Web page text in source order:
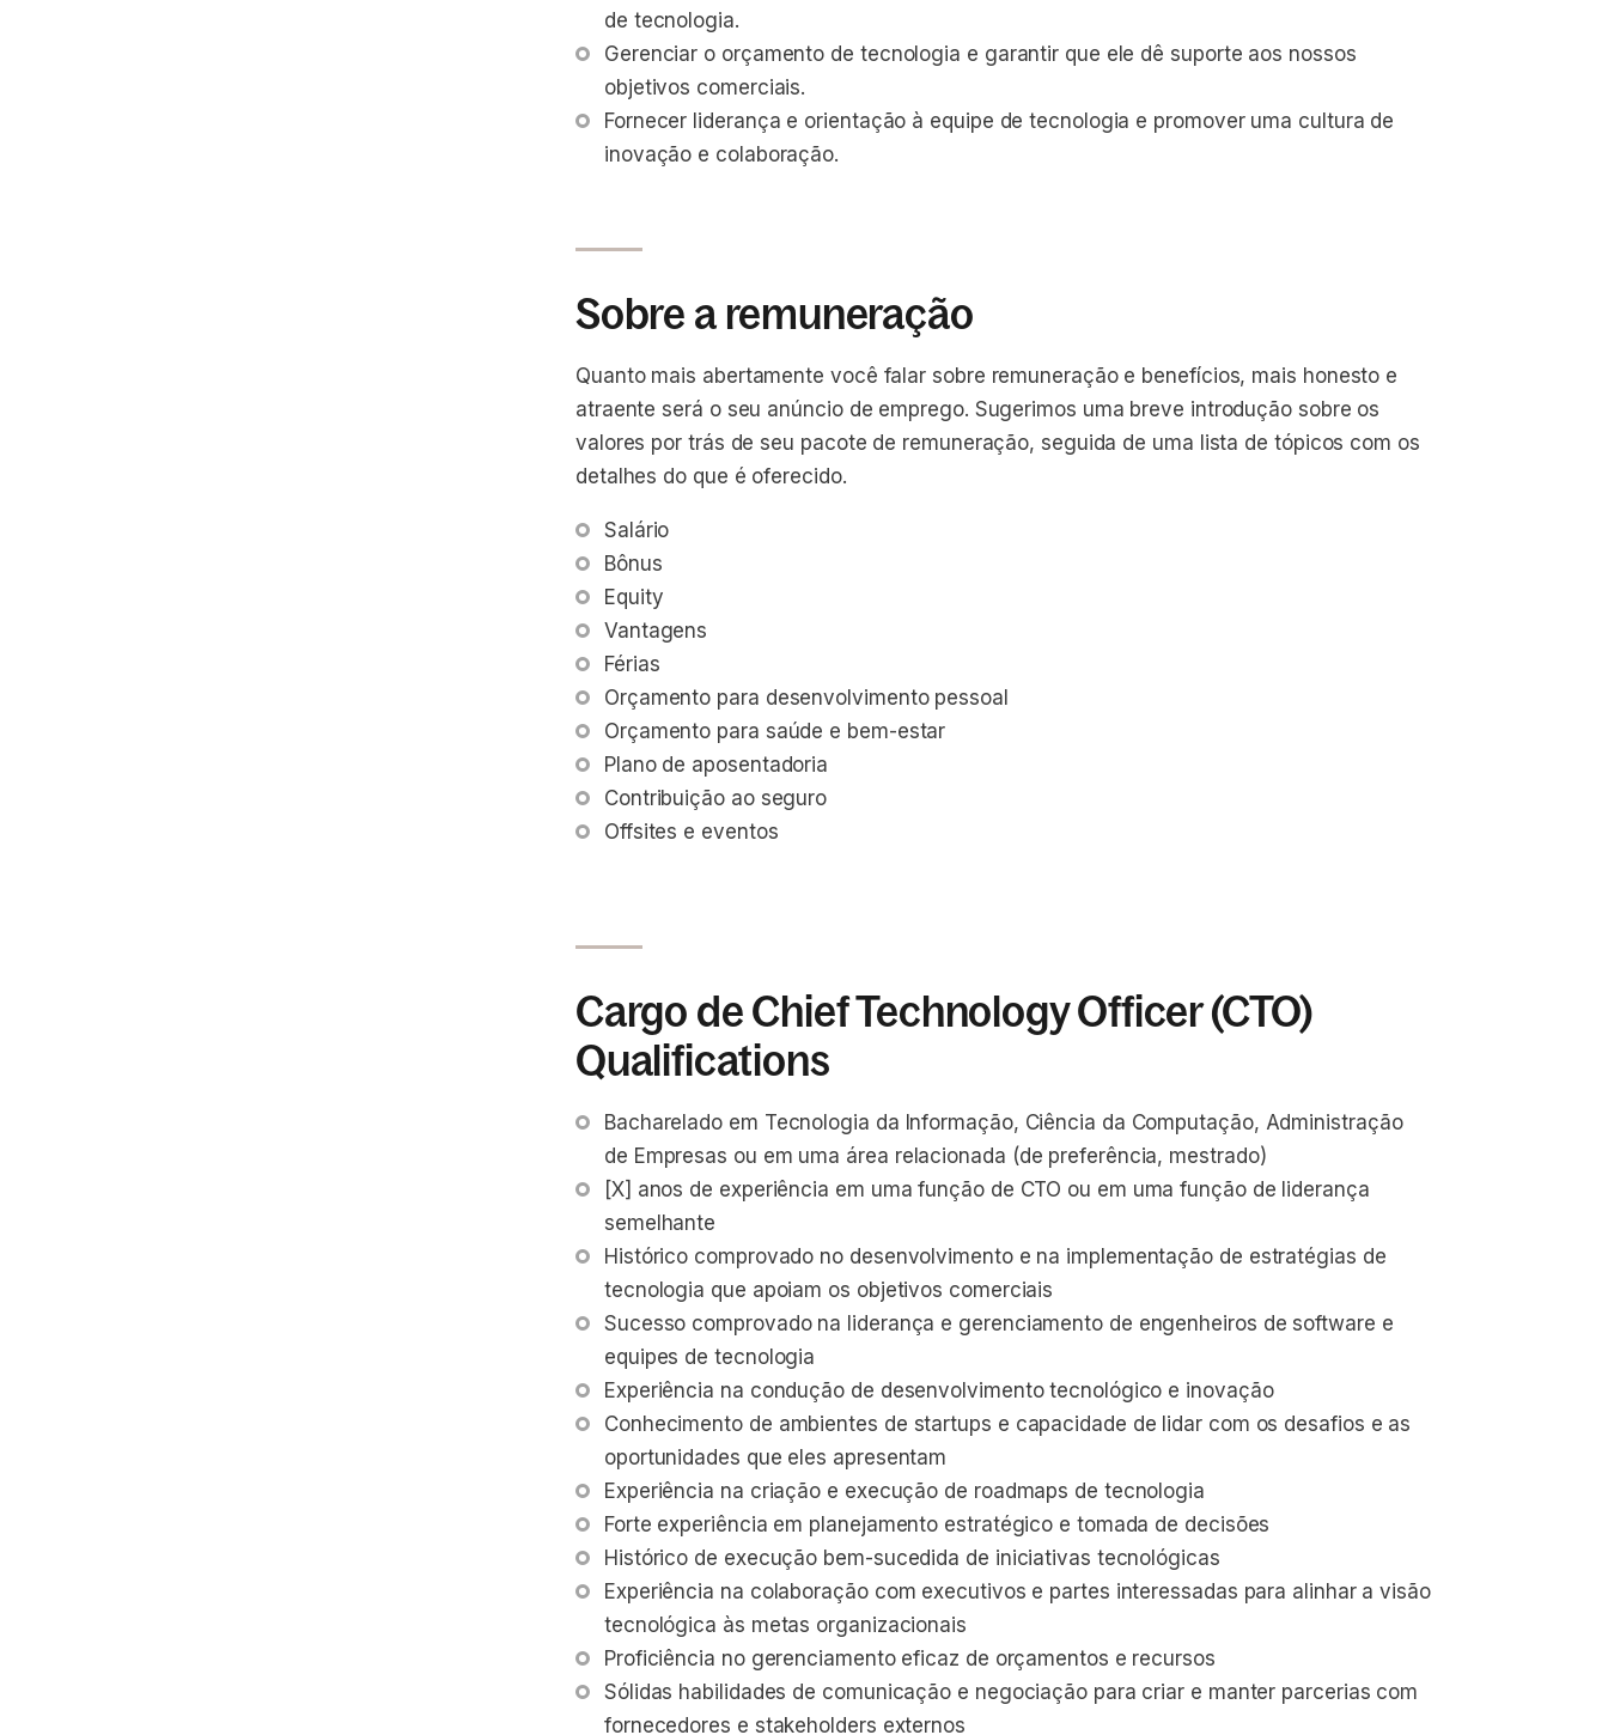
de tecnologia.
Gerenciar o orçamento de tecnologia e garantir que ele dê suporte aos nossos
objetivos comerciais.
Fornecer liderança e orientação à equipe de tecnologia e promover uma cultura de
inovação e colaboração.
Sobre a remuneração
Quanto mais abertamente você falar sobre remuneração e benefícios, mais honesto e
atraente será o seu anúncio de emprego. Sugerimos uma breve introdução sobre os
valores por trás de seu pacote de remuneração, seguida de uma lista de tópicos com os
detalhes do que é oferecido.
Salário
Bônus
Equity
Vantagens
Férias
Orçamento para desenvolvimento pessoal
Orçamento para saúde e bem-estar
Plano de aposentadoria
Contribuição ao seguro
Offsites e eventos
Cargo de Chief Technology Officer (CTO)
Qualifications
Bacharelado em Tecnologia da Informação, Ciência da Computação, Administração
de Empresas ou em uma área relacionada (de preferência, mestrado)
[X] anos de experiência em uma função de CTO ou em uma função de liderança
semelhante
Histórico comprovado no desenvolvimento e na implementação de estratégias de
tecnologia que apoiam os objetivos comerciais
Sucesso comprovado na liderança e gerenciamento de engenheiros de software e
equipes de tecnologia
Experiência na condução de desenvolvimento tecnológico e inovação
Conhecimento de ambientes de startups e capacidade de lidar com os desafios e as
oportunidades que eles apresentam
Experiência na criação e execução de roadmaps de tecnologia
Forte experiência em planejamento estratégico e tomada de decisões
Histórico de execução bem-sucedida de iniciativas tecnológicas
Experiência na colaboração com executivos e partes interessadas para alinhar a visão
tecnológica às metas organizacionais
Proficiência no gerenciamento eficaz de orçamentos e recursos
Sólidas habilidades de comunicação e negociação para criar e manter parcerias com
fornecedores e stakeholders externos